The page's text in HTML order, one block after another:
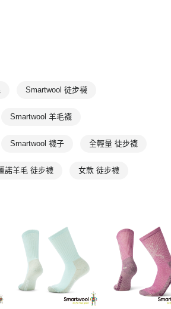
Smartwool 徒步襪
Smartwool 羊毛襪
Smartwool 襪子 全輕量 徒步襪
諾羊毛 徒步襪 女款 徒步襪